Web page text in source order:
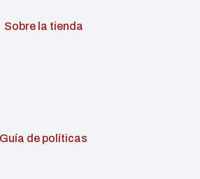
Sobre la tienda
Guía de políticas